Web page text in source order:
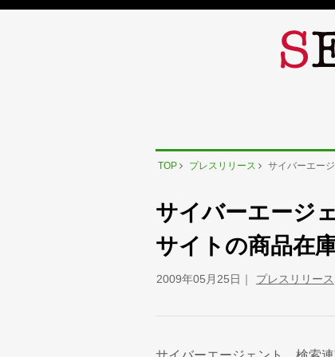
TOP プレスリリース サイバーエー
サイバーエージ
サイトの商品在
2009年05月25日 プレスリリース